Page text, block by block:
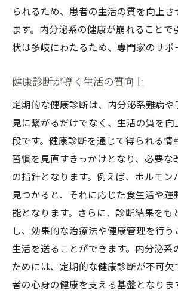
られるため、患者の生活の質を向上さ
ます。内分泌系の健康が崩れること
状は多岐にわたるため、専門家のサポ
健康診断が導く生活の質向上
定期的な健康診断は、内分泌系難病
見に繋がるだけでなく、生活の質を
段です。健康診断を通じて得られる情
習慣を見直すきっかけとなり、必要な
の指針となります。例えば、ホルモン
見つかると、それに応じた食生活や運
能となります。さらに、診断結果をも
し、効果的な治療法や健康管理を行う
生活を送ることができます。内分泌系
ためには、定期的な健康診断が不可欠
者の心身の健康を支える基盤となりま